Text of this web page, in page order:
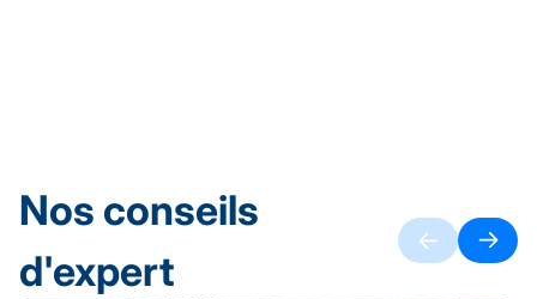
Nos conseils
d'expert